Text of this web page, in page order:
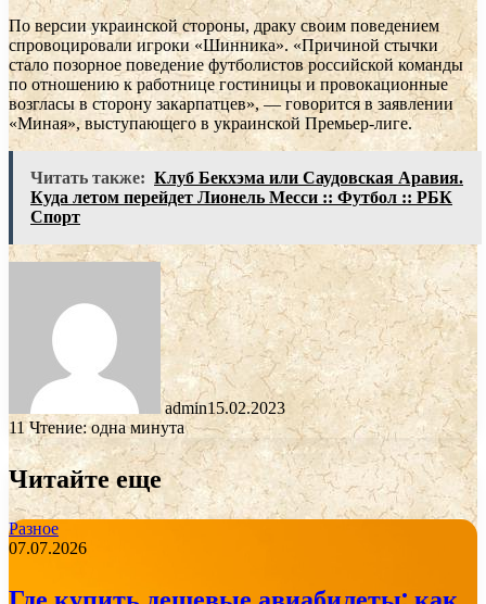
По версии украинской стороны, драку своим поведением
спровоцировали игроки «Шинника». «Причиной стычки
стало позорное поведение футболистов российской команды
по отношению к работнице гостиницы и провокационные
возгласы в сторону закарпатцев», — говорится в заявлении
«Миная», выступающего в украинской Премьер-лиге.
Читать также: Клуб Бекхэма или Саудовская Аравия.
Куда летом перейдет Лионель Месси :: Футбол :: РБК
Спорт
admin15.02.2023
11Чтение: одна минута
Читайте еще
Разное
07.07.2026